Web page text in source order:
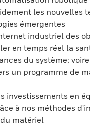
les nouvelles
émergentes
industriel des
en temps réel la
du système;
un programme de
investissements en
à nos méthodes
matériel